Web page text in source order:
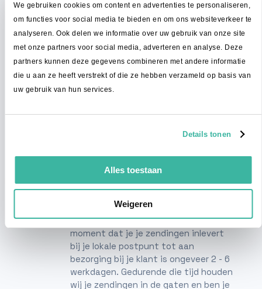
We gebruiken cookies om content en advertenties te personaliseren,
om functies voor social media te bieden en om ons websiteverkeer te
analyseren. Ook delen we informatie over uw gebruik van onze site
met onze partners voor social media, adverteren en analyse. Deze
partners kunnen deze gegevens combineren met andere informatie
die u aan ze heeft verstrekt of die ze hebben verzameld op basis van
uw gebruik van hun services.
Details tonen
Alles toestaan
Weigeren
bent
Na het aanmelden van zendingen in
onze portal, breng je je zendingen
zoals gewoonlijk naar een postpunt bij
je in de buurt. Vanuit daar gaan je
zendingen via ons sorteercentrum
naar je klanten in België. Net zoals je al
Bezorging in België
Via ons netwerk van lokale
vervoerders
De tijd die het duurt vanaf het
moment dat je je zendingen inlevert
bij je lokale postpunt tot aan
bezorging bij je klant is ongeveer 2 - 6
werkdagen. Gedurende die tijd houden
wij je zendingen in de gaten en ben je